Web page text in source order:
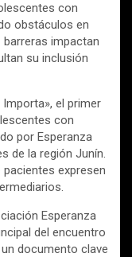
con
obstáculos en
impactan
su inclusión
el primer
con
por Esperanza
de la región Junín.
expresen
Esperanza
del encuentro
documento clave